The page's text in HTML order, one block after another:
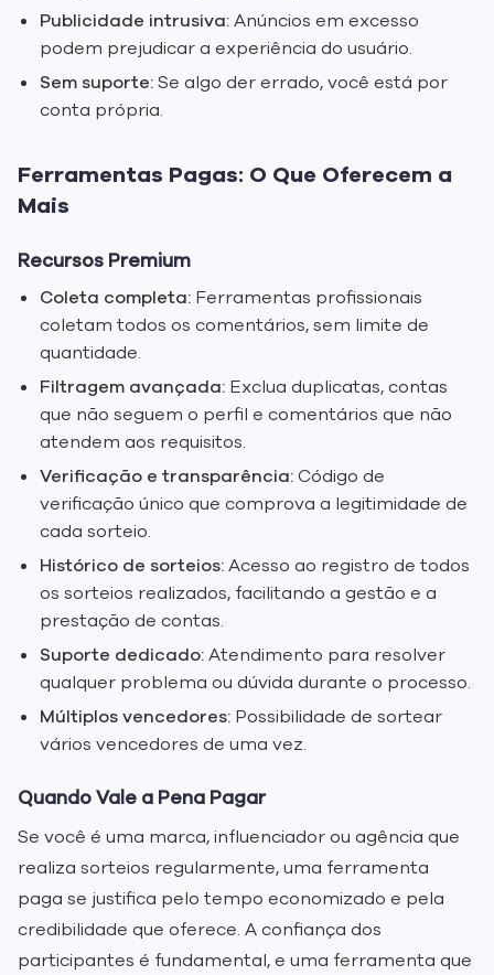
Publicidade intrusiva:Anúncios em excesso
podem prejudicar a experiência do usuário.
Sem suporte:Se algo der errado, você está por
conta própria.
Ferramentas Pagas: O Que Oferecem a
Mais
Recursos Premium
Coleta completa: Ferramentas profissionais
coletam todos os comentários, sem limite de
quantidade.
Filtragem avançada: Exclua duplicatas, contas
que não seguem o perfil e comentários que não
atendem aos requisitos.
Verificação e transparência:Código de
verificação único que comprova a legitimidade de
cada sorteio.
Histórico de sorteios:Acesso ao registro de todos
os sorteios realizados, facilitando a gestão e a
prestação de contas.
Suporte dedicado:Atendimento para resolver
qualquer problema ou dúvida durante o processo.
Múltiplos vencedores: Possibilidade de sortear
vários vencedores de uma vez.
Quando Vale a Pena Pagar
Se você é uma marca, influenciador ou agência que
realiza sorteios regularmente, uma ferramenta
paga se justifica pelo tempo economizado e pela
credibilidade que oferece. A confiança dos
participantes é fundamental, e uma ferramenta que